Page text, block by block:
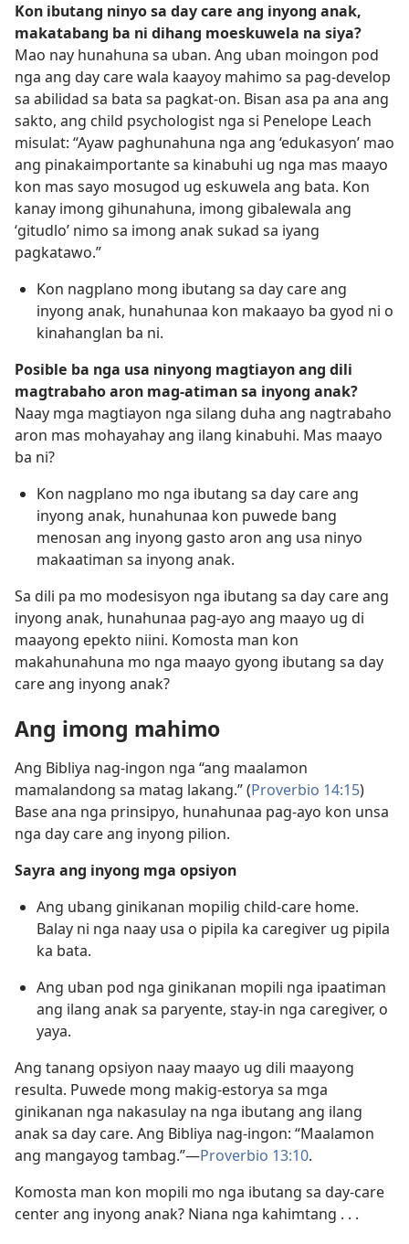
Kon ibutang ninyo sa day care ang inyong anak,
makatabang ba ni dihang moeskuwela na siya?
Mao nay hunahuna sa uban. Ang uban moingon pod
nga ang day care wala kaayoy mahimo sa pag-develop
sa abilidad sa bata sa pagkat-on. Bisan asa pa ana ang
sakto, ang child psychologist nga si Penelope Leach
misulat: “Ayaw paghunahuna nga ang ‘edukasyon’ mao
ang pinakaimportante sa kinabuhi ug nga mas maayo
kon mas sayo mosugod ug eskuwela ang bata. Kon
kanay imong gihunahuna, imong gibalewala ang
‘gitudlo’ nimo sa imong anak sukad sa iyang
pagkatawo.”
Kon nagplano mong ibutang sa day care ang
inyong anak, hunahunaa kon makaayo ba gyod ni o
kinahanglan ba ni.
Posible ba nga usa ninyong magtiayon ang dili
magtrabaho aron mag-atiman sa inyong anak?
Naay mga magtiayon nga silang duha ang nagtrabaho
aron mas mohayahay ang ilang kinabuhi. Mas maayo
ba ni?
Kon nagplano mo nga ibutang sa day care ang
inyong anak, hunahunaa kon puwede bang
menosan ang inyong gasto aron ang usa ninyo
makaatiman sa inyong anak.
Sa dili pa mo modesisyon nga ibutang sa day care ang
inyong anak, hunahunaa pag-ayo ang maayo ug di
maayong epekto niini. Komosta man kon
makahunahuna mo nga maayo gyong ibutang sa day
care ang inyong anak?
Ang imong mahimo
Ang Bibliya nag-ingon nga “ang maalamon
mamalandong sa matag lakang.” (Proverbio 14:15)
Base ana nga prinsipyo, hunahunaa pag-ayo kon unsa
nga day care ang inyong pilion.
Sayra ang inyong mga opsiyon
Ang ubang ginikanan mopilig child-care home.
Balay ni nga naay usa o pipila ka caregiver ug pipila
ka bata.
Ang uban pod nga ginikanan mopili nga ipaatiman
ang ilang anak sa paryente, stay-in nga caregiver, o
yaya.
Ang tanang opsiyon naay maayo ug dili maayong
resulta. Puwede mong makig-estorya sa mga
ginikanan nga nakasulay na nga ibutang ang ilang
anak sa day care. Ang Bibliya nag-ingon: “Maalamon
ang mangayog tambag.”​—Proverbio 13:10.
Komosta man kon mopili mo nga ibutang sa day-care
center ang inyong anak? Niana nga kahimtang . . .